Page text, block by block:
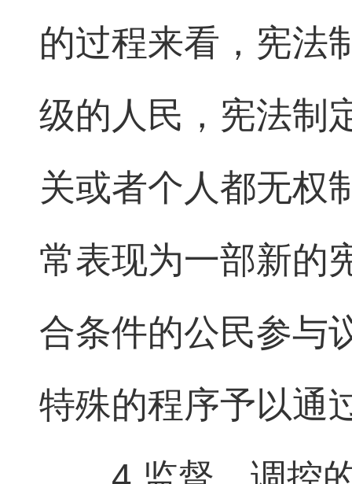
的过程来看，宪法
级的人民，宪法制
关或者个人都无权
常表现为一部新的
合条件的公民参与
特殊的程序予以通